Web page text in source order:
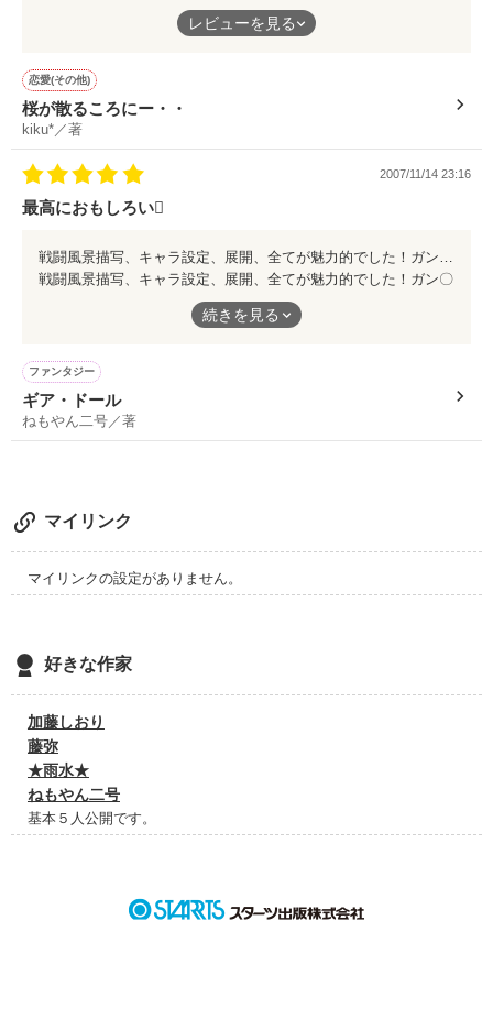
感情移入が得意な人はほんのり泣けるレベル！
いい作品でした！
ありがとうございました！
行間の使い方やページの工夫がちょっと足りなかったので★４に
しときます！
レビューを見る
恋愛(その他)
桜が散るころにー・・
kiku*／著
2007/11/14 23:16
最高におもしろい
戦闘風景描写、キャラ設定、展開、全てが魅力的でした！ガン〇ムともエヴ〇とも違う新兵器ギア・ドール、書籍化だけでなく、漫画やアニメ化でも楽しめると思います！
戦闘風景描写、キャラ設定、展開、全てが魅力的でした！ガン〇
ムともエヴ〇とも違う新兵器ギア・ドール、書籍化だけでなく、
漫画やアニメ化でも楽しめると思います！
続きを見る
ファンタジー
ギア・ドール
ねもやん二号／著
マイリンク
マイリンクの設定がありません。
好きな作家
加藤しおり
藤弥
★雨水★
ねもやん二号
基本５人公開です。